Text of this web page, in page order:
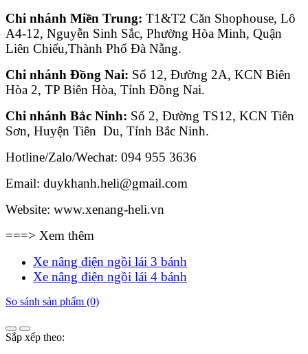
Chi nhánh Miền Trung: T1&T2 Căn Shophouse, Lô
A4-12, Nguyễn Sinh Sắc, Phường Hòa Minh, Quận
Liên Chiểu,Thành Phố Đà Nẵng.
Chi nhánh Đồng Nai: Số 12, Đường 2A, KCN Biên
Hòa 2, TP Biên Hòa, Tỉnh Đồng Nai.
Chi nhánh Bắc Ninh: Số 2, Đường TS12, KCN Tiên
Sơn, Huyện Tiên Du, Tỉnh Bắc Ninh.
Hotline/Zalo/Wechat: 094 955 3636
Email: duykhanh.heli@gmail.com
Website: www.xenang-heli.vn
===> Xem thêm
Xe nâng điện ngồi lái 3 bánh
Xe nâng điện ngồi lái 4 bánh
So sánh sản phẩm (0)
Sắp xếp theo: